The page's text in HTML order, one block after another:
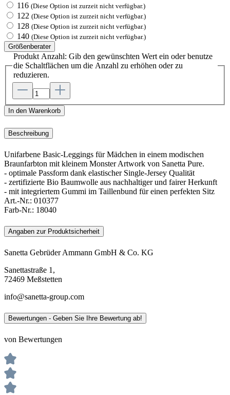
116 (Diese Option ist zurzeit nicht verfügbar.)
122 (Diese Option ist zurzeit nicht verfügbar.)
128 (Diese Option ist zurzeit nicht verfügbar.)
140 (Diese Option ist zurzeit nicht verfügbar.)
Größenberater
Produkt Anzahl: Gib den gewünschten Wert ein oder benutze
die Schaltflächen um die Anzahl zu erhöhen oder zu
reduzieren.
In den Warenkorb
Beschreibung
Unifarbene Basic-Leggings für Mädchen in einem modischen
Braunfarbton mit kleinem Monster Artwork von Sanetta Pure.
- optimale Passform dank elastischer Single-Jersey Qualität
- zertifizierte Bio Baumwolle aus nachhaltiger und fairer Herkunft
- mit integriertem Gummi im Taillenbund für einen perfekten Sitz
Art.-Nr.: 010377
Farb-Nr.: 18040
Angaben zur Produktsicherheit
Sanetta Gebrüder Ammann GmbH & Co. KG
Sanettastraße 1,
72469 Meßstetten
info@sanetta-group.com
Bewertungen - Geben Sie Ihre Bewertung ab!
von Bewertungen